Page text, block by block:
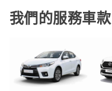
我們的服務車款